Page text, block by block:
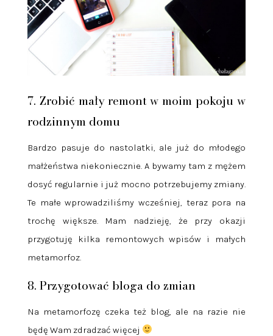
7. Zrobić mały remont w moim pokoju w
rodzinnym domu
Bardzo pasuje do nastolatki, ale już do młodego
małżeństwa niekoniecznie. A bywamy tam z mężem
dosyć regularnie i już mocno potrzebujemy zmiany.
Te małe wprowadziliśmy wcześniej, teraz pora na
trochę większe. Mam nadzieję, że przy okazji
przygotuję kilka remontowych wpisów i małych
metamorfoz.
8. Przygotować bloga do zmian
Na metamorfozę czeka też blog, ale na razie nie
będę Wam zdradzać więcej